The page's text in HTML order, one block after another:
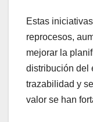
Estas
reprocesos,
mejorar la
distribución del
trazabilidad y
valor se han